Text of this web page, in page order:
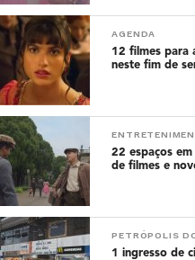
AGENDA
12 filmes para
neste fim de
22 espaços
de filmes e
PETRÓPOLIS
1 ingresso de